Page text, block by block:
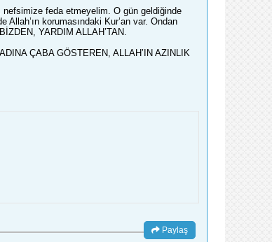
nefsimize feda etmeyelim. O gün geldiğinde
korumasındaki Kur’an var. Ondan
YARDIM ALLAH’TAN.
ÇABA GÖSTEREN, ALLAH’IN AZINLIK
Paylaş